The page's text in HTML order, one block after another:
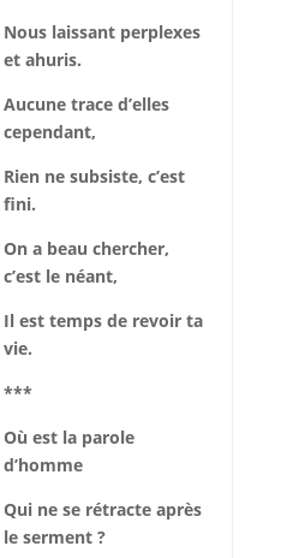
Nous laissant perplexes
et ahuris.
Aucune trace d’elles
cependant,
Rien ne subsiste, c’est
fini.
On a beau chercher,
c’est le néant,
Il est temps de revoir ta
vie.
***
Où est la parole
d’homme
Qui ne se rétracte après
le serment ?